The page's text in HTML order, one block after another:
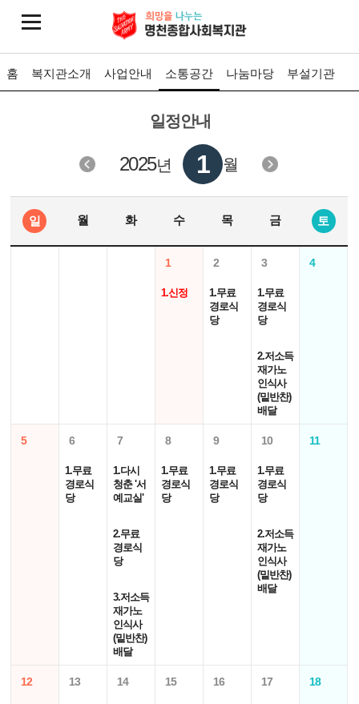
홈 복지관소개 사업안내 소통공간 나눔마당 부설기관
일정안내
2025년 1 월
일 월 화 수 목 금 토
1
1.신정
2
1.무료
경로식
당
3
1.무료
경로식
당
2.저소득
재가노
인식사
(밑반찬)
배달
4
5 6
1.무료
경로식
당
7
1.다시
청춘 '서
예교실'
2.무료
경로식
당
3.저소득
재가노
인식사
(밑반찬)
배달
8
1.무료
경로식
당
9
1.무료
경로식
당
10
1.무료
경로식
당
2.저소득
재가노
인식사
(밑반찬)
배달
11
12 13 14 15 16 17 18